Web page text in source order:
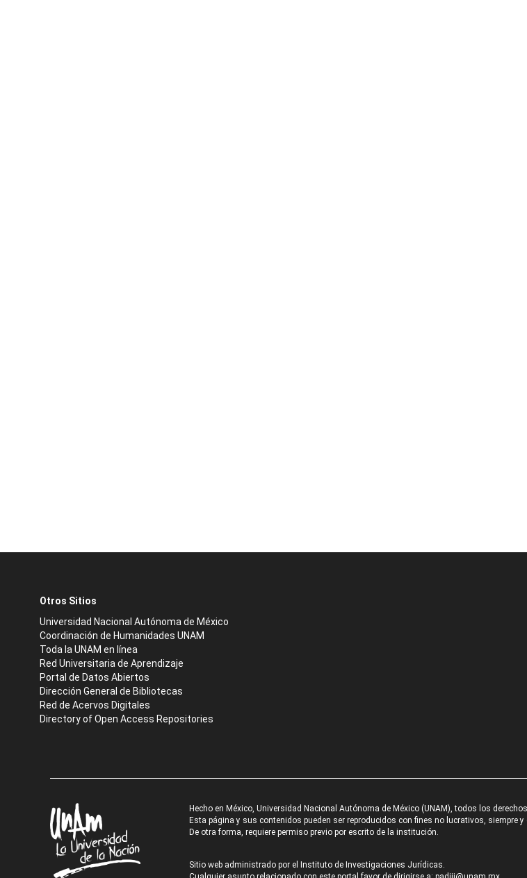
Otros Sitios
Universidad Nacional Autónoma de México
Coordinación de Humanidades UNAM
Toda la UNAM en línea
Red Universitaria de Aprendizaje
Portal de Datos Abiertos
Dirección General de Bibliotecas
Red de Acervos Digitales
Directory of Open Access Repositories
Hecho en México, Universidad Nacional Autónoma de México (UNAM), todos los
Esta página y sus contenidos pueden ser reproducidos con fines no lucrativos, siempre
De otra forma, requiere permiso previo por escrito de la institución.
Sitio web administrado por el Instituto de Investigaciones Jurídicas.